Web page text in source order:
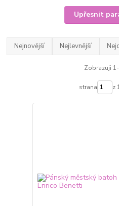
Upřesnit
Nejnovější Nejlevnější
Zobrazuji
strana z